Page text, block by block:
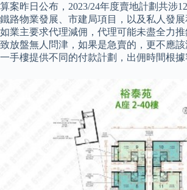
算案昨日公布，2023/24年度賣地計劃共涉
鐵路物業發展、市建局項目，以及私人發
如業主要求代理減佣，代理可能未盡全力
致放盤無人問津，如果是急賣的，更不應
一手樓提供不同的付款計劃，出佣時間根據